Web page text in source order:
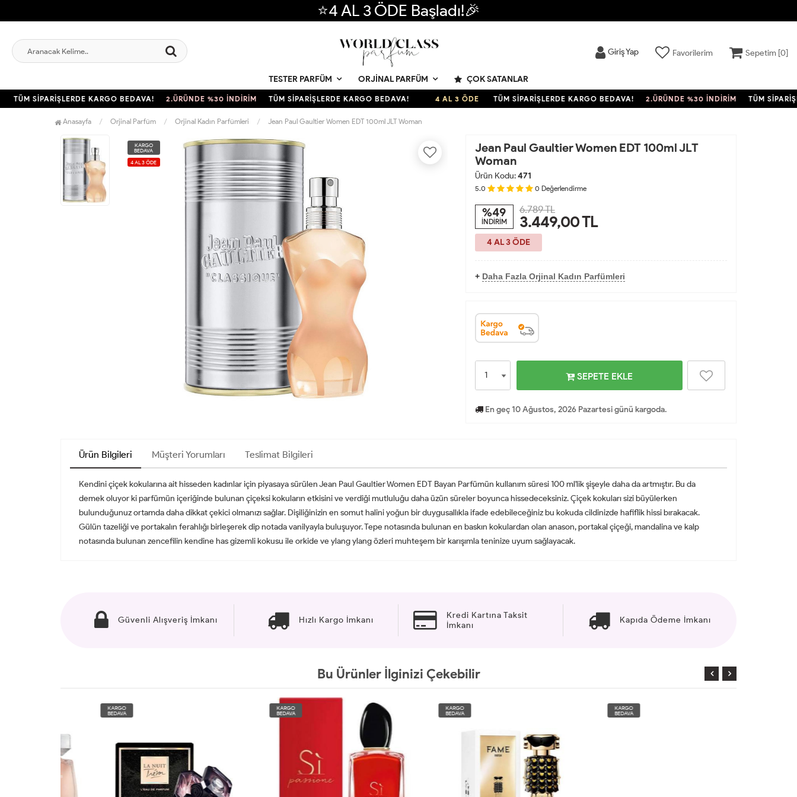
⭐4 AL 3 ÖDE Başladı!🎉
Giriş Yap Favorilerim Sepetim [0]
TESTER PARFÜM ORJINAL PARFÜM ÇOK SATANLAR
SİPARİŞLERDE KARGO BEDAVA! 2.ÜRÜNDE %30 İNDİRİM TÜM SİPARİŞLERDE KARGO BEDAVA! 4 AL 3 ÖDE TÜM SİPARİŞLERDE KARGO BEDAVA! 2.ÜRÜNDE %30 İNDİRİM TÜM
Anasayfa Orjinal Parfüm Orjinal Kadın Parfümleri Jean Paul Gaultier Women EDT 100ml JLT Woman
KARGO
BEDAVA
4 AL 3 ÖDE
Jean Paul Gaultier Women EDT 100ml JLT
Woman
Ürün Kodu:471
5.0 0 Değerlendirme
%49
İNDİRİM
6.789 TL
3.449,00TL
4 AL 3 ÖDE
+ Daha Fazla Orjinal Kadın Parfümleri
SEPETE EKLE
En geç 10 Ağustos, 2026 Pazartesi günü kargoda.
Ürün Bilgileri Müşteri Yorumları Teslimat Bilgileri
Kendini çiçek kokularına ait hisseden kadınlar için piyasaya sürülen Jean Paul Gaultier Women EDT Bayan Parfümün kullanım süresi 100 ml'lik şişeyle daha da artmıştır. Bu da
demek oluyor ki parfümün içeriğinde bulunan çiçeksi kokuların etkisini ve verdiği mutluluğu daha üzün süreler boyunca hissedeceksiniz. Çiçek kokuları sizi büyülerken
bulunduğunuz ortamda daha dikkat çekici olmanızı sağlar. Dişiliğinizin en somut halini yoğun bir duygusallıkla ifade edebileceğiniz bu kokuda cildinizde hafiflik hissi bırakacak.
Gülün tazeliği ve portakalın ferahlığı birleşerek dip notada vanilyayla buluşuyor. Tepe notasında bulunan en baskın kokulardan olan anason, portakal çiçeği, mandalina ve kalp
notasında bulunan zencefilin kendine has gizemli kokusu ile orkide ve ylang ylang özleri muhteşem bir karışımla teninize uyum sağlayacak.
Güvenli Alışveriş İmkanı Hızlı Kargo İmkanı
Kredi Kartına Taksit
İmkanı
Kapıda Ödeme İmkanı
Bu Ürünler İlginizi Çekebilir